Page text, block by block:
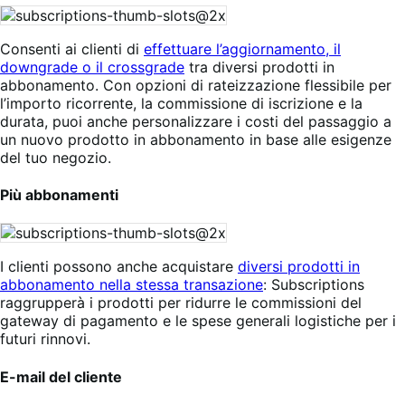
Consenti ai clienti di effettuare l’aggiornamento, il
downgrade o il crossgrade tra diversi prodotti in
abbonamento. Con opzioni di rateizzazione flessibile per
l’importo ricorrente, la commissione di iscrizione e la
durata, puoi anche personalizzare i costi del passaggio a
un nuovo prodotto in abbonamento in base alle esigenze
del tuo negozio.
Più abbonamenti
I clienti possono anche acquistare diversi prodotti in
abbonamento nella stessa transazione: Subscriptions
raggrupperà i prodotti per ridurre le commissioni del
gateway di pagamento e le spese generali logistiche per i
futuri rinnovi.
E-mail del cliente